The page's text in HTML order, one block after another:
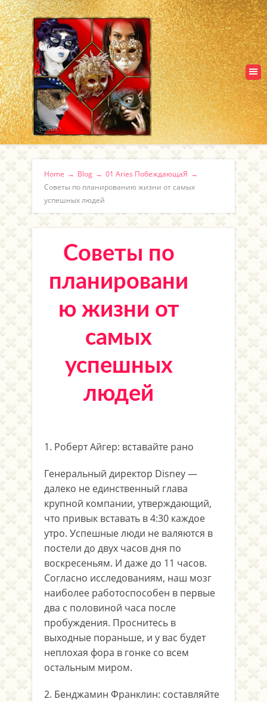
Home → Blog → 01 Aries ПобеждающаЯ →
Советы по планированию жизни от самых
успешных людей
Советы по
планировани
ю жизни от
самых
успешных
людей
1. Роберт Айгер: вставайте рано
Генеральный директор Disney —
далеко не единственный глава
крупной компании, утверждающий,
что привык вставать в 4:30 каждое
утро. Успешные люди не валяются в
постели до двух часов дня по
воскресеньям. И даже до 11 часов.
Согласно исследованиям, наш мозг
наиболее работоспособен в первые
два с половиной часа после
пробуждения. Проснитесь в
выходные пораньше, и у вас будет
неплохая фора в гонке со всем
остальным миром.
2. Бенджамин Франклин: составляйте